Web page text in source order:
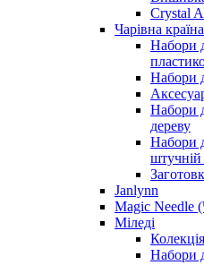
Crystal
Чарівна
Набори
Набори
Набори
дереву
Набори
штучній
Janlynn
Magic
Міледі
Набори